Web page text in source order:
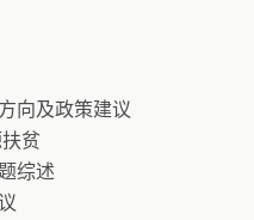
向及政策建议
贫
综述